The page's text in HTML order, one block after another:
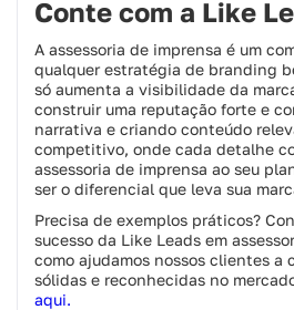
Conte com a Like
A assessoria de imprensa é um
qualquer estratégia de branding
só aumenta a visibilidade da
construir uma reputação forte e
narrativa e criando conteúdo
competitivo, onde cada detalhe
assessoria de imprensa ao seu
ser o diferencial que leva sua
Precisa de exemplos práticos?
sucesso da Like Leads em
como ajudamos nossos clientes a
sólidas e reconhecidas no
aqui.